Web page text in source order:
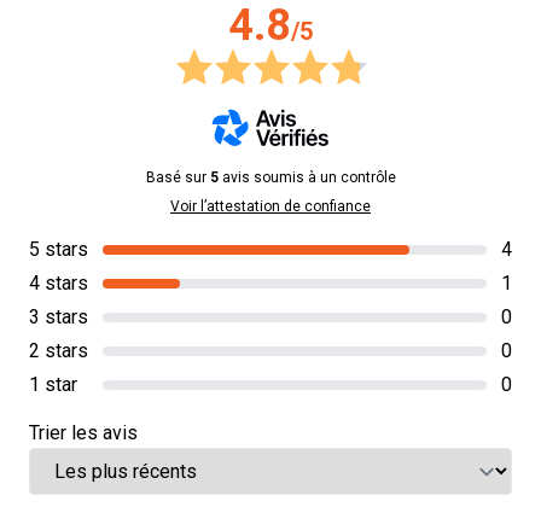
4.8/5
Basé sur 5avis soumis à un contrôle
Voir l’attestation de confiance
5 stars
4
4 stars
1
3 stars
0
2 stars
0
1 star
0
Trier les avis